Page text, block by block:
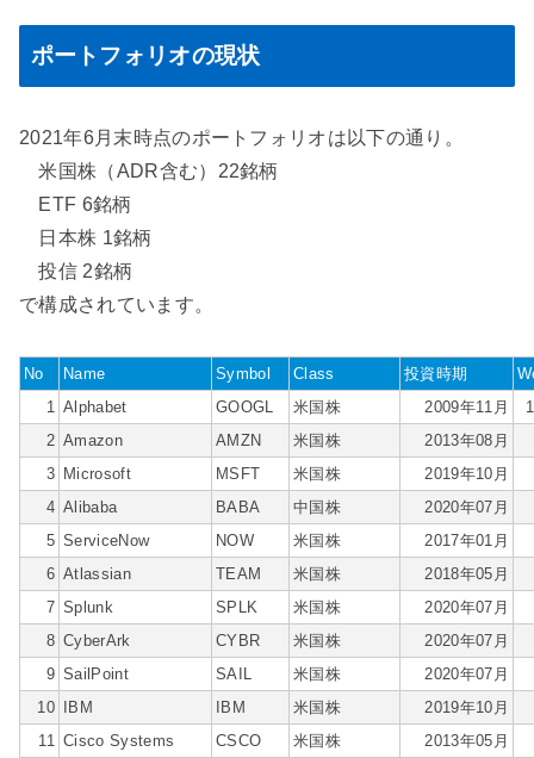
ポートフォリオの現状
2021年6月末時点のポートフォリオは以下の通り。
米国株（ADR含む）22銘柄
ETF 6銘柄
日本株 1銘柄
投信 2銘柄
で構成されています。
No Name Symbol Class 投資時期
1 Alphabet GOOGL 米国株 2009年11月
2 Amazon AMZN 米国株
2013年08月
3 Microsoft MSFT 米国株
2019年10月
4 Alibaba BABA 中国株
2020年07月
5 ServiceNow NOW 米国株
2017年01月
6 Atlassian TEAM 米国株
2018年05月
7 Splunk SPLK 米国株
2020年07月
8 CyberArk CYBR 米国株
2020年07月
9 SailPoint SAIL 米国株
2020年07月
10 IBM IBM 米国株
2019年10月
11 Cisco Systems CSCO 米国株
2013年05月